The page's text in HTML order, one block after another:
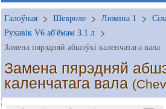
Галоўная Шевроле Люміна 1
Рухавік V6 аб'ёмам 3.1 л
Замена пярэдняй абшэўкі каленчатага вала
Замена пярэдняй
каленчатага вала